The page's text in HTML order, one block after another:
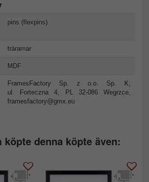
pins (flexpins)
träramar
MDF
FramesFactory Sp. z o.o. Sp. K,
ul. Forteczna 4, PL 32-086 Wegrzce,
framesfactory@gmx.eu
köpte denna köpte även: